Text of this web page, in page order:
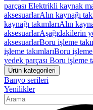
parçası Elektrikli kaynak
aksesuarlarAlın kaynağı
kaynağı takımlarıAlın
aksesuarlarAşağıdakilerin
aksesuarlarBoru işleme
işleme takımlarıBoru işleme
yedek parçası Boru işleme
Ürün kategorileri
Banyo serileri
Yenilikler